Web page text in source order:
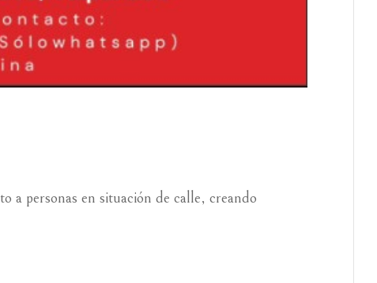
a personas en situación de calle, creando